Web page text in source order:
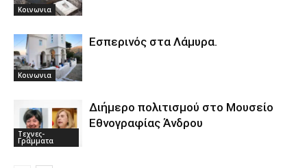
Κοινωνια
Κοινωνια
Εσπερινός στα Λάμυρα.
Τεχνες-
Γραμματα
Διήμερο πολιτισμού στο Μουσείο
Εθνογραφίας Άνδρου